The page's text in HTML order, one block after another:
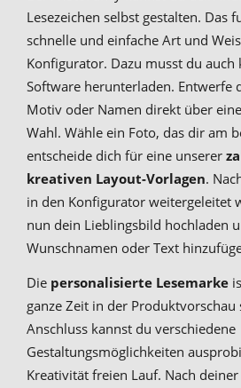
Lesezeichen selbst gestalten. Das
schnelle und einfache Art und
Konfigurator. Dazu musst du auch
Software herunterladen. Entwerfe
Motiv oder Namen direkt über
Wahl. Wähle ein Foto, das dir am
entscheide dich für eine unserer
kreativen Layout-Vorlagen.
in den Konfigurator weitergeleitet
nun dein Lieblingsbild hochladen
Wunschnamen oder Text
Die personalisierte Lesemarke
ganze Zeit in der Produktvorschau
Anschluss kannst du verschiedene
Gestaltungsmöglichkeiten
Kreativität freien Lauf. Nach